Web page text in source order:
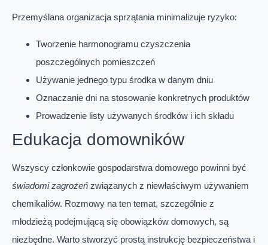
Przemyślana organizacja sprzątania minimalizuje ryzyko:
Tworzenie harmonogramu czyszczenia
poszczególnych pomieszczeń
Używanie jednego typu środka w danym dniu
Oznaczanie dni na stosowanie konkretnych produktów
Prowadzenie listy używanych środków i ich składu
Edukacja domowników
Wszyscy członkowie gospodarstwa domowego powinni być
świadomi zagrożeń związanych z niewłaściwym używaniem
chemikaliów. Rozmowy na ten temat, szczególnie z
młodzieżą podejmującą się obowiązków domowych, są
niezbędne. Warto stworzyć prostą instrukcję bezpieczeństwa i